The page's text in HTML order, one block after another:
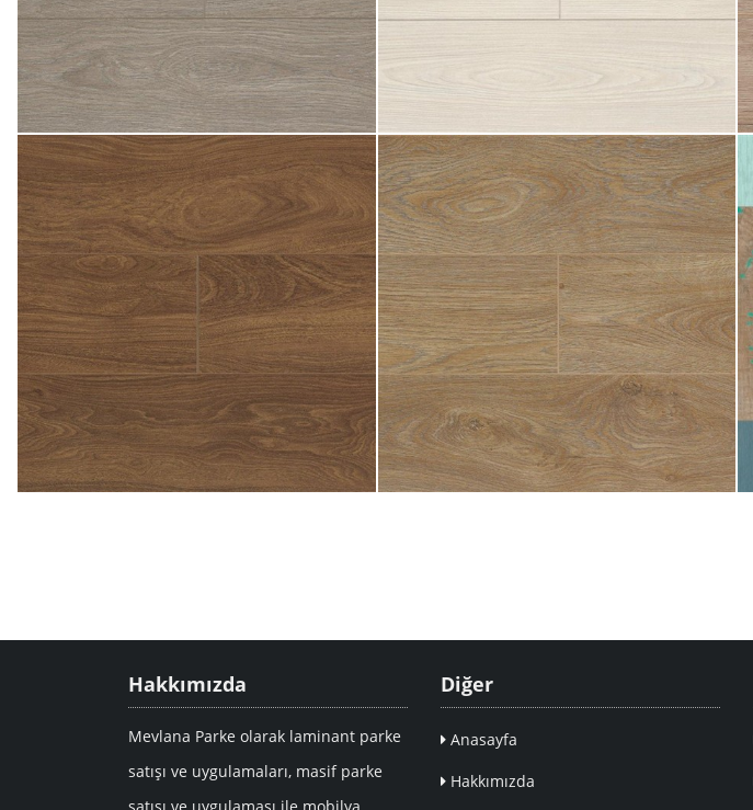
Hakkımızda
Mevlana Parke olarak laminant parke
satışı ve uygulamaları, masif parke
Diğer
Anasayfa
Hakkımızda